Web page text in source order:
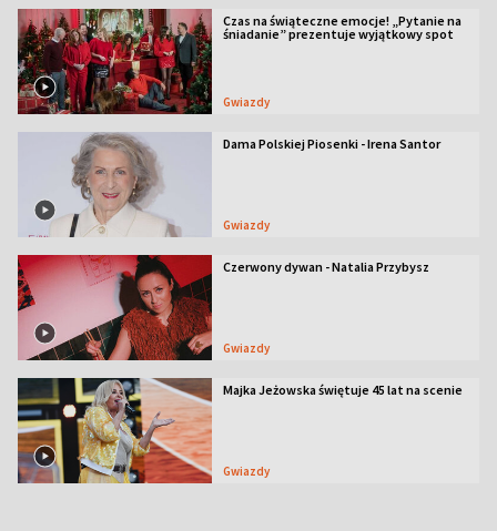
Czas na świąteczne emocje! „Pytanie na
śniadanie” prezentuje wyjątkowy spot
Gwiazdy
Dama Polskiej Piosenki - Irena Santor
Gwiazdy
Czerwony dywan - Natalia Przybysz
Gwiazdy
Majka Jeżowska świętuje 45 lat na scenie
Gwiazdy